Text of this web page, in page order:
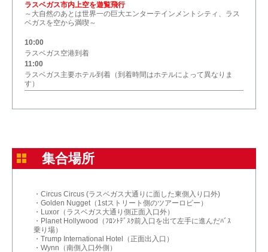
ラスベガス市内上空を遊覧飛行
～大自然のあとは世界一の巨大エンターテインメントシティ、ラス
ベガスを空から満喫～
10:00
ラスベガス空港到着
11:00
ラスベガス主要ホテル到着（到着時間はホテルによって異なりま
す）
集合場所
・Circus Circus (ラスベガス大通りに面した東側入り口外)
・Golden Nugget（1stストリート側のツアーロビー）
・Luxor（ラスベガス大通り側正面入口外）
・Planet Hollywood（ﾌﾛﾝﾄﾃﾞｽｸ前入口を出て左手に進んだﾊﾞｽ
乗り場）
・Trump International Hotel（正面出入口）
・Wynn（南側入口外側）